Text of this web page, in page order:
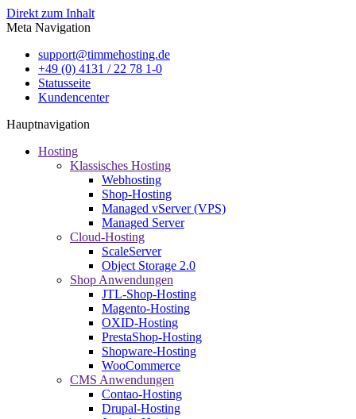
Direkt zum Inhalt
Meta Navigation
support@timmehosting.de
+49 (0) 4131 / 22 78 1-0
Statusseite
Kundencenter
Hauptnavigation
Hosting
Klassisches Hosting
Webhosting
Shop-Hosting
Managed vServer (VPS)
Managed Server
Cloud-Hosting
ScaleServer
Object Storage 2.0
Shop Anwendungen
JTL-Shop-Hosting
Magento-Hosting
OXID-Hosting
PrestaShop-Hosting
Shopware-Hosting
WooCommerce
CMS Anwendungen
Contao-Hosting
Drupal-Hosting